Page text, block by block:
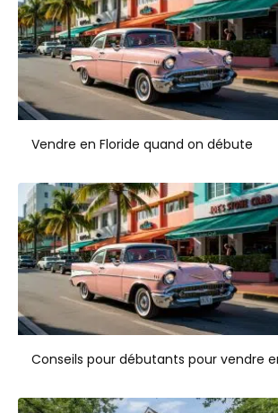
Vendre en Floride quand on débute
Conseils pour débutants pour vendre